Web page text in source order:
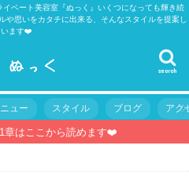
ベート美容室『ぬっく』いくつになっても輝き続
思いをカタチに出来る、そんなスタイルを提案し
います❤️
search
ニュー スタイル ブログ アク
章はここから読めます❤️